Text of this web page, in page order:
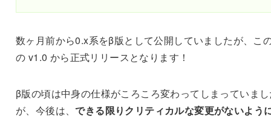
数ヶ月前から0.x系をβ版として公開していましたが、こ
の v1.0 から正式リリースとなります！
β版の頃は中身の仕様がころころ変わってしまっていま
が、今後は、できる限りクリティカルな変更がないよう